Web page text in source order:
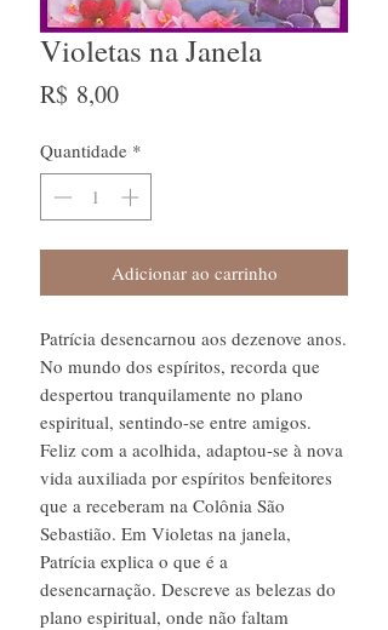
Violetas na Janela
R$ 8,00Preço
Quantidade *
Adicionar ao carrinho
Patrícia desencarnou aos dezenove anos.
No mundo dos espíritos, recorda que
despertou tranquilamente no plano
espiritual, sentindo-se entre amigos.
Feliz com a acolhida, adaptou-se à nova
vida auxiliada por espíritos benfeitores
que a receberam na Colônia São
Sebastião. Em Violetas na janela,
Patrícia explica o que é a
desencarnação. Descreve as belezas do
plano espiritual, onde não faltam